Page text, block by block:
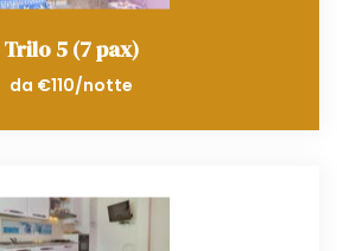
Trilo 5 (7 pax)
da €110/notte